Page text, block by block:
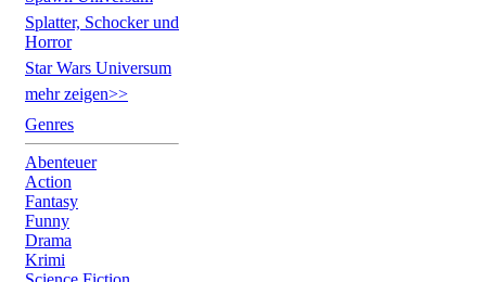
Splatter, Schocker und
Horror
Star Wars Universum
mehr zeigen>>
Genres
Abenteuer
Action
Fantasy
Funny
Drama
Krimi